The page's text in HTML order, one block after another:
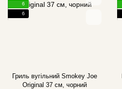
6
6
Гриль вугільний Smokey Joe
Original 37 см, чорний